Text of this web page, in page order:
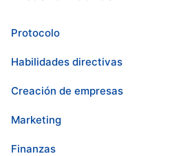
Protocolo
Habilidades directivas
Creación de empresas
Marketing
Finanzas